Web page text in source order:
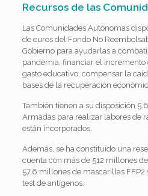
Recursos de las
Las Comunidades Autónomas
de euros del Fondo No
Gobierno para ayudarlas a
pandemia, financiar el incremento
gasto educativo, compensar la
bases de la recuperación
También tienen a su disposición
Armadas para realizar labores de
están incorporados.
Además, se ha constituido una
cuenta con más de 512 millones
57,6 millones de mascarillas
test de antígenos.